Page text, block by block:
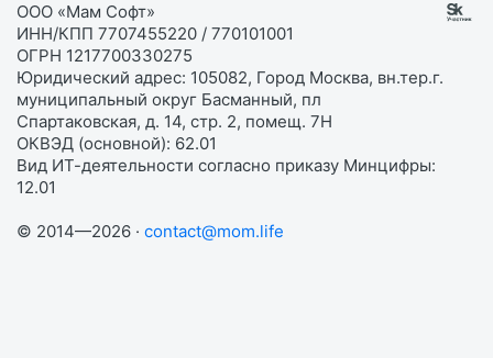
ООО «Мам Софт»
ИНН/КПП 7707455220 / 770101001
ОГРН 1217700330275
Юридический адрес: 105082, Город Москва, вн.тер.г.
муниципальный округ Басманный, пл
Спартаковская, д. 14, стр. 2, помещ. 7Н
ОКВЭД (основной): 62.01
Вид ИТ-деятельности согласно приказу Минцифры:
12.01
© 2014—2026 · contact@mom.life